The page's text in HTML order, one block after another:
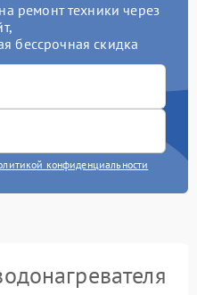
ремонт техники через
бессрочная скидка
конфиденциальности